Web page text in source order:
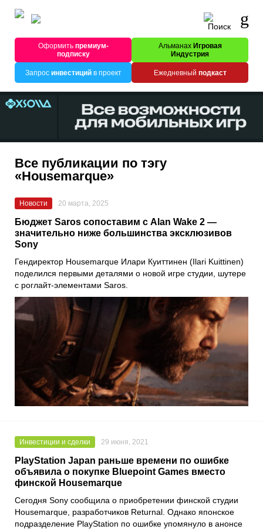
Оформитьпремиум-
подписку
Альманах Игровая
Индустрия
Запрос инвестицийв проект Ежедневный подкаст
Все публикации по тэгу
«Housemarque»
Новости 20 марта, 2025
Бюджет Saros сопоставим с Alan Wake 2 —
значительно ниже большинства эксклюзивов
Sony
Гендиректор Housemarque Илари Куиттинен (Ilari Kuittinen)
поделился первыми деталями о новой игре студии, шутере
с роглайт-элементами Saros.
Инвестиции и сделки 29 июня, 2021
PlayStation Japan раньше времени по ошибке
объявила о покупке Bluepoint Games вместо
финской Housemarque
Сегодня Sony сообщила о приобретении финской студии
Housemarque , разработчиков Returnal . Однако японское
подразделение PlayStation по ошибке упомянуло в анонсе